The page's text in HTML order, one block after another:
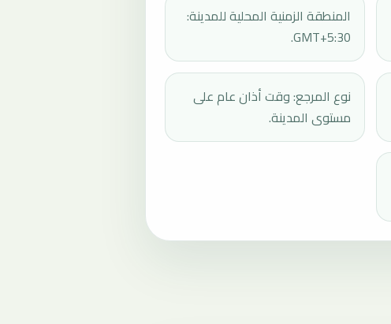
المنطقة الزمنية المحلية للمدينة:
GMT+5:30.
نوع المرجع: وقت أذان عام على
مستوى المدينة.